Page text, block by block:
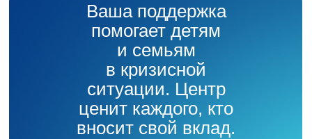
Ваша поддержка
помогает детям
и семьям
в кризисной
ситуации. Центр
ценит каждого, кто
вносит свой вклад.